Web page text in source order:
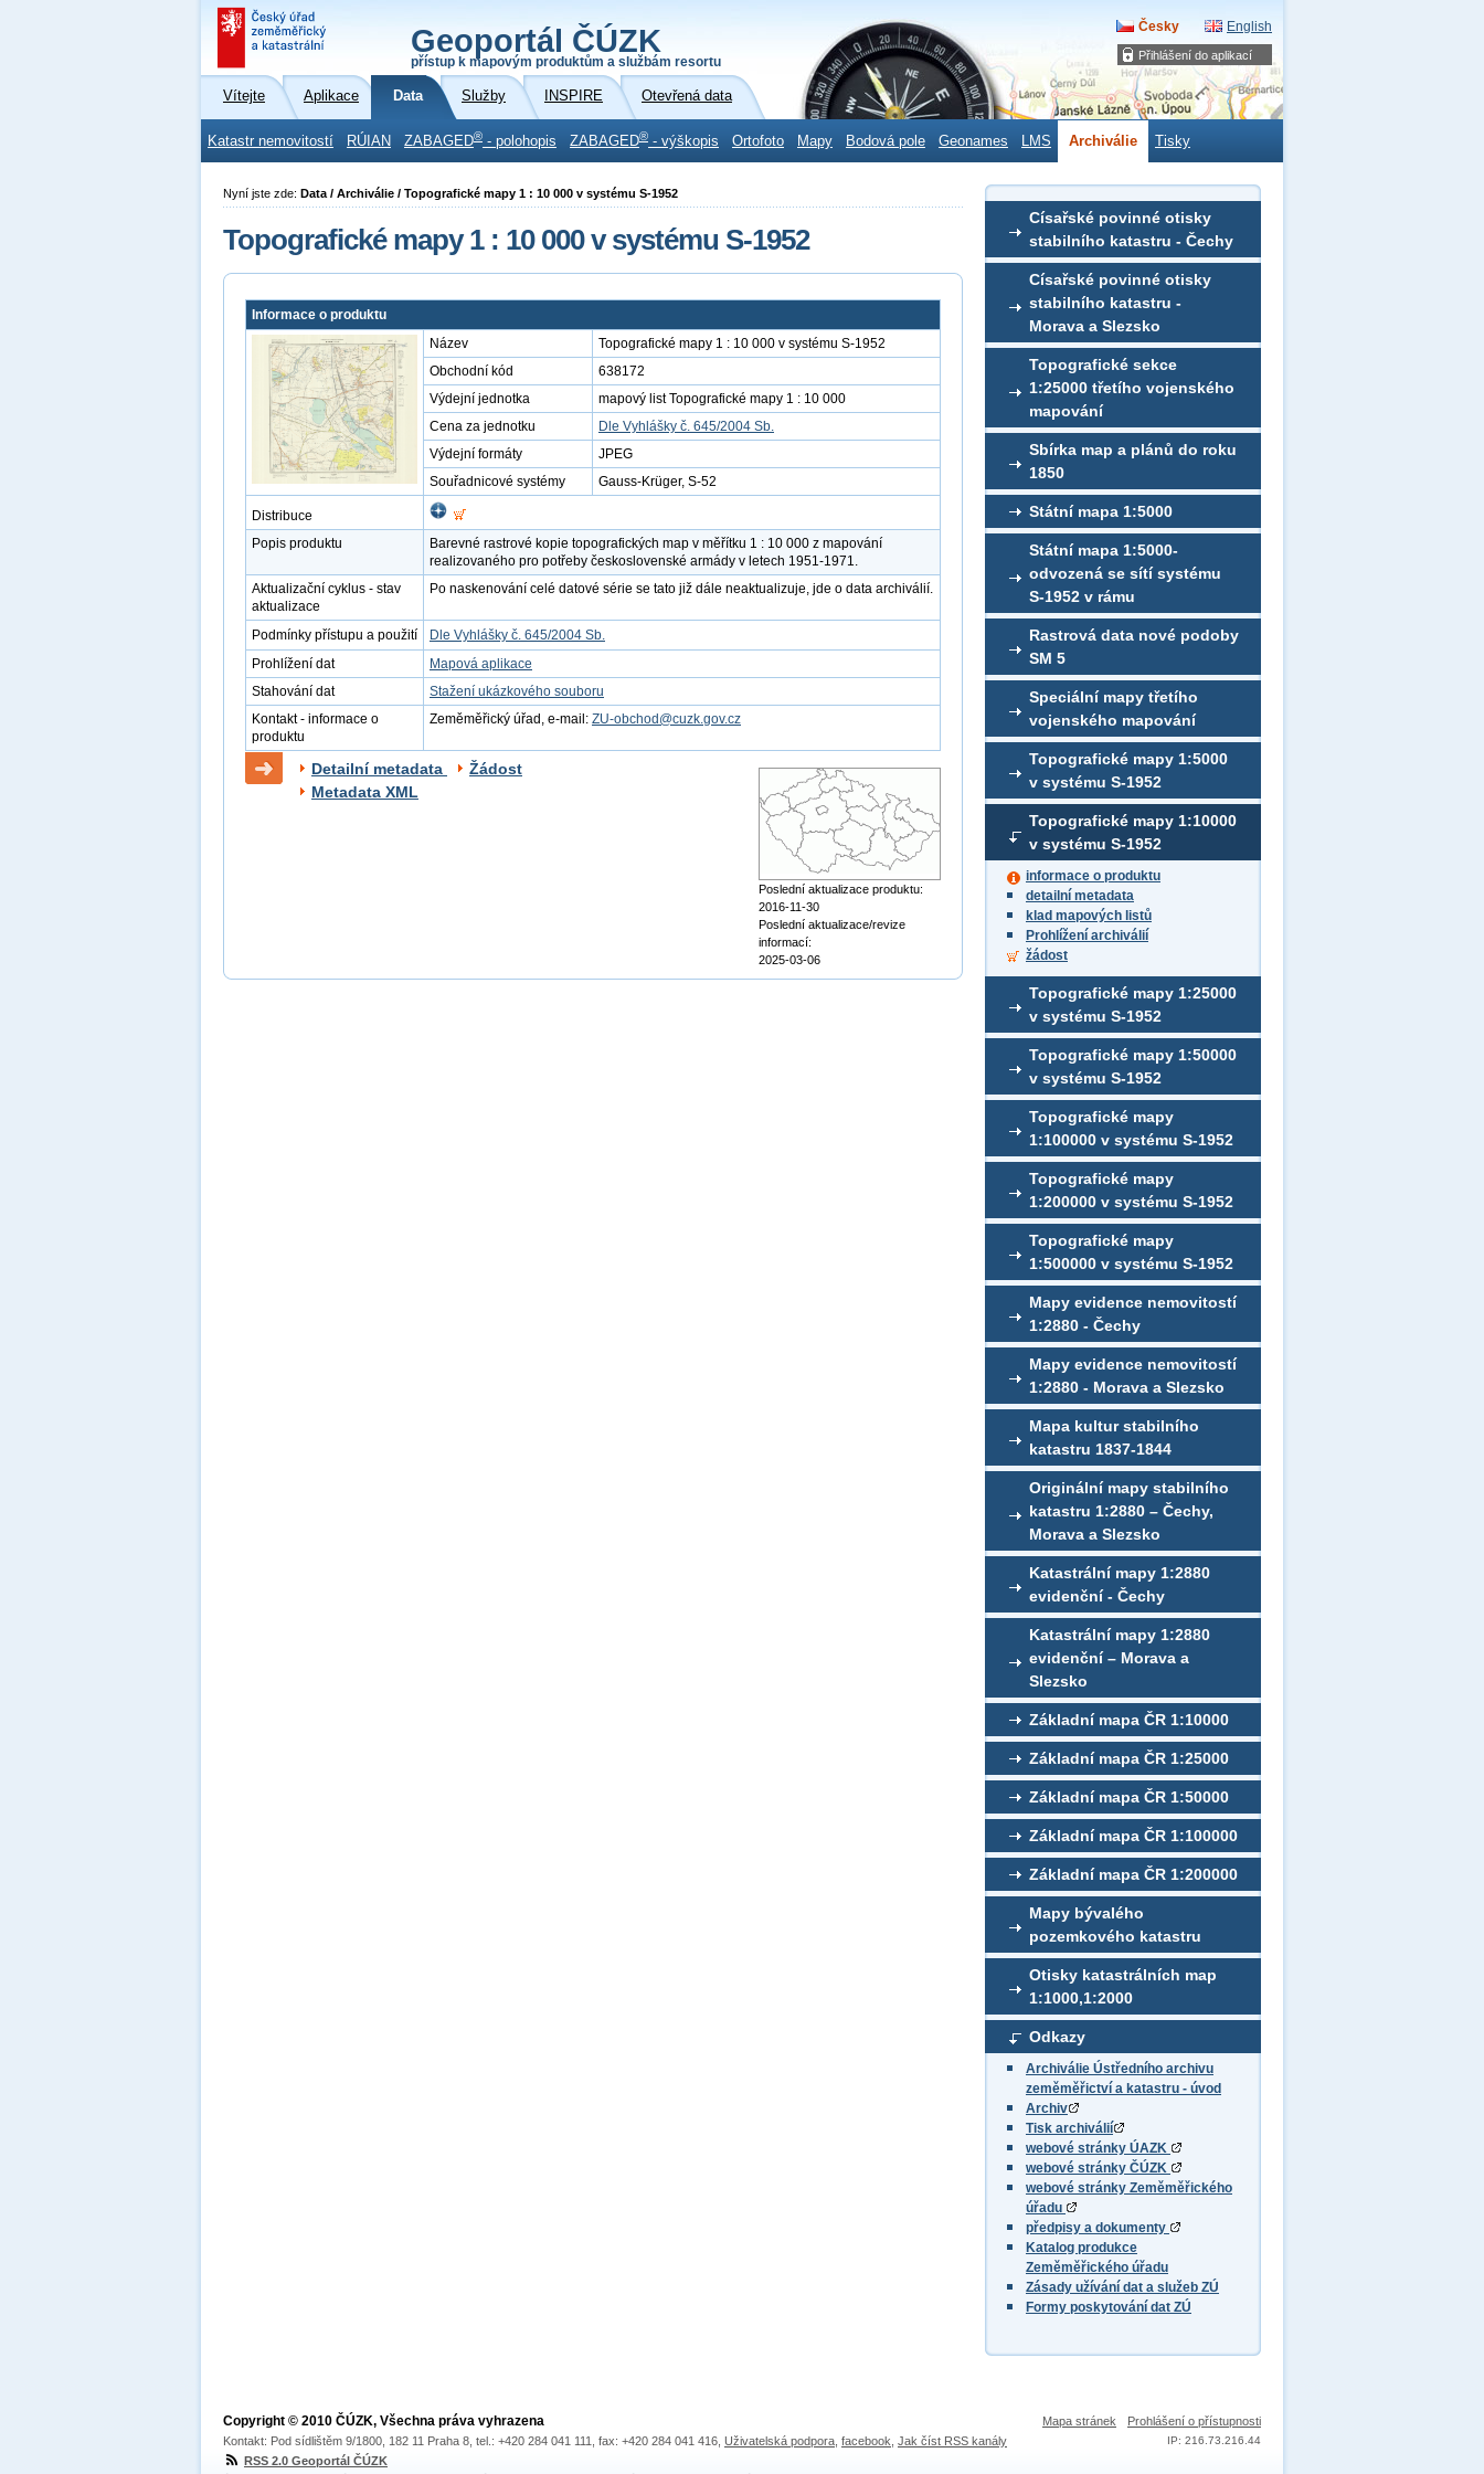
Přihlášení do aplikací
Geoportál ČÚZK
přístup k mapovým produktům a službám resortu
Česky English
Vítejte Aplikace Data Služby INSPIRE Otevřená data
Katastr nemovitostí RÚIAN ZABAGED® - polohopis ZABAGED® - výškopis Ortofoto Mapy Bodová pole Geonames LMS Archiválie Tisky
Císařské povinné otisky
stabilního katastru - Čechy
Císařské povinné otisky
stabilního katastru -
Morava a Slezsko
Topografické sekce
1:25000 třetího vojenského
mapování
Sbírka map a plánů do roku
1850
Státní mapa 1:5000
Státní mapa 1:5000-
odvozená se sítí systému
S-1952 v rámu
Rastrová data nové podoby
SM 5
Speciální mapy třetího
vojenského mapování
Topografické mapy 1:5000
v systému S-1952
Topografické mapy 1:10000
v systému S-1952
informace o produktu
detailní metadata
klad mapových listů
Prohlížení archiválií
žádost
Topografické mapy 1:25000
v systému S-1952
Topografické mapy 1:50000
v systému S-1952
Topografické mapy
1:100000 v systému S-1952
Topografické mapy
1:200000 v systému S-1952
Topografické mapy
1:500000 v systému S-1952
Mapy evidence nemovitostí
1:2880 - Čechy
Mapy evidence nemovitostí
1:2880 - Morava a Slezsko
Mapa kultur stabilního
katastru 1837-1844
Originální mapy stabilního
katastru 1:2880 – Čechy,
Morava a Slezsko
Katastrální mapy 1:2880
evidenční - Čechy
Katastrální mapy 1:2880
evidenční – Morava a
Slezsko
Základní mapa ČR 1:10000
Základní mapa ČR 1:25000
Základní mapa ČR 1:50000
Základní mapa ČR 1:100000
Základní mapa ČR 1:200000
Mapy bývalého
pozemkového katastru
Otisky katastrálních map
1:1000,1:2000
Odkazy
Archiválie Ústředního archivu
zeměměřictví a katastru - úvod
Archiv
Tisk archiválií
webové stránky ÚAZK
webové stránky ČÚZK
webové stránky Zeměměřického
úřadu
předpisy a dokumenty
Katalog produkce
Zeměměřického úřadu
Zásady užívání dat a služeb ZÚ
Formy poskytování dat ZÚ
Nyní jste zde: Data / Archiválie / Topografické mapy 1 : 10 000 v systému S-1952
Topografické mapy 1 : 10 000 v systému S-1952
Informace o produktu
Název
Topografické mapy 1 : 10 000 v systému S-1952
Obchodní kód
638172
Výdejní jednotka
mapový list Topografické mapy 1 : 10 000
Cena za jednotku
Dle Vyhlášky č. 645/2004 Sb.
Výdejní formáty
JPEG
Souřadnicové systémy
Gauss-Krüger, S-52
Distribuce
Popis produktu
Barevné rastrové kopie topografických map v měřítku 1 : 10 000 z mapování
realizovaného pro potřeby československé armády v letech 1951-1971.
Aktualizační cyklus - stav
aktualizace
Po naskenování celé datové série se tato již dále neaktualizuje, jde o data archiválií.
Podmínky přístupu a použití
Dle Vyhlášky č. 645/2004 Sb.
Prohlížení dat
Mapová aplikace
Stahování dat
Stažení ukázkového souboru
Kontakt - informace o
produktu
Zeměměřický úřad, e-mail: ZU-obchod@cuzk.gov.cz
Detailní metadata
Žádost
Metadata XML
Poslední aktualizace produktu:
2016-11-30
Poslední aktualizace/revize
informací:
2025-03-06
Mapa stránek Prohlášení o přístupnosti
IP: 216.73.216.44
Copyright © 2010 ČÚZK, Všechna práva vyhrazena
Kontakt: Pod sídlištěm 9/1800, 182 11 Praha 8, tel.: +420 284 041 111, fax: +420 284 041 416, Uživatelská podpora facebook Jak číst RSS kanály
RSS 2.0 Geoportál ČÚZK